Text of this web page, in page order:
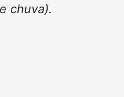
chuva).